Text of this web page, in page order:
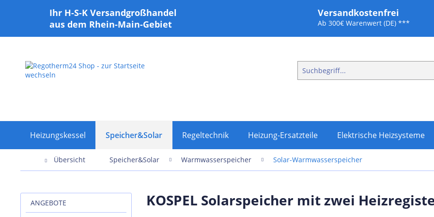
Ihr H-S-K Versandgroßhandel
aus dem Rhein-Main-Gebiet
Versandkostenfrei
Ab 300€ Warenwert (DE) ***
Heizungskessel Speicher&Solar Regeltechnik Heizung-Ersatzteile Elektrische Heizsysteme
Übersicht Speicher&Solar Warmwasserspeicher Solar-Warmwasserspeicher
ANGEBOTE KOSPEL Solarspeicher mit zwei